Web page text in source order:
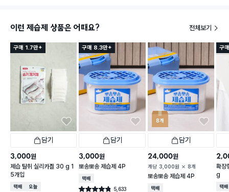
이런 제습제 상품은 어때요? 전체보기
구매 1.7만+
담기
3,000원
제습 탈취 실리카겔 30 g 1
5개입
택배배송오늘배송
구매 8.3만+
담기
3,000원
뽀송뽀송 제습제 4P
택배배송
별점 4.8점 5,633
8개
담기
24,000원
개당 3,000원 8개
뽀송뽀송 제습제 4P
택배배송
구
확장
g
택배